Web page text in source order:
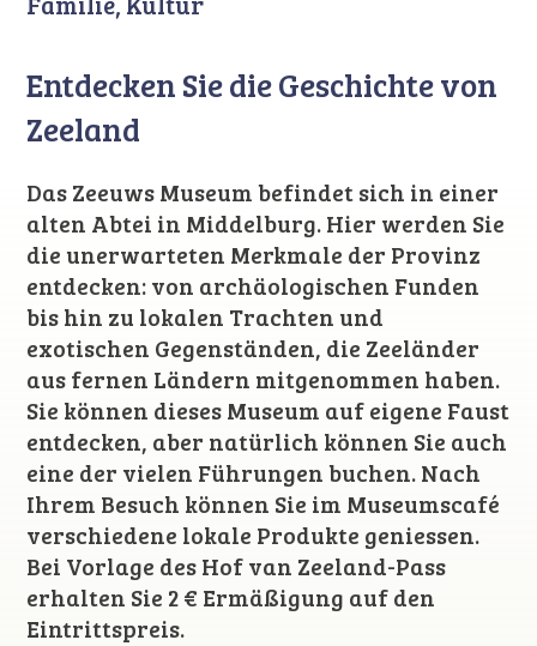
Entdecken Sie die Geschichte von
Zeeland
Das Zeeuws Museum befindet sich in einer
alten Abtei in Middelburg. Hier werden Sie
die unerwarteten Merkmale der Provinz
entdecken: von archäologischen Funden
bis hin zu lokalen Trachten und
exotischen Gegenständen, die Zeeländer
aus fernen Ländern mitgenommen haben.
Sie können dieses Museum auf eigene Faust
entdecken, aber natürlich können Sie auch
eine der vielen Führungen buchen. Nach
Ihrem Besuch können Sie im Museumscafé
verschiedene lokale Produkte geniessen.
Bei Vorlage des Hof van Zeeland-Pass
erhalten Sie 2 € Ermäßigung auf den
Eintrittspreis.